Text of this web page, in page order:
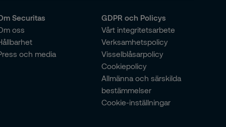
Securitas
oss
och media
GDPR och Policys
Vårt integritetsarbete
Verksamhetspolicy
Visselblåsarpolicy
Cookiepolicy
Allmänna och särskilda
bestämmelser
Cookie-inställningar